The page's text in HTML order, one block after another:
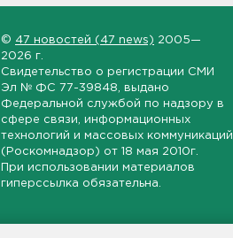
© 47 новостей (47 news) 2005—
2026 г.
Свидетельство о регистрации СМИ
Эл № ФС 77-39848 , выдано
Федеральной службой по надзору в
сфере связи, информационных
технологий и массовых коммуникаций
(Роскомнадзор) от 18 мая 2010г.
При использовании материалов
гиперссылка обязательна.